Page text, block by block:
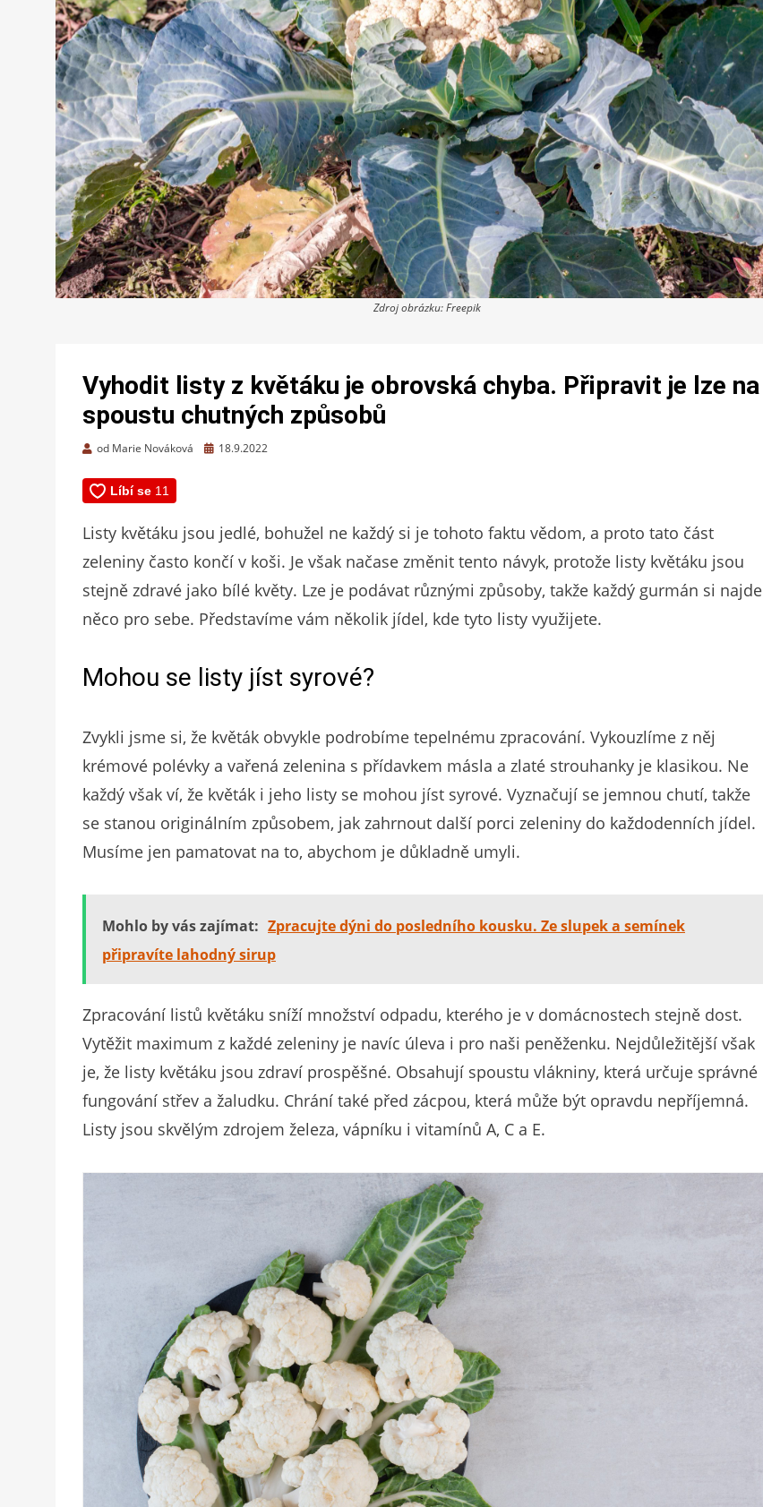
Zdroj obrázku: Freepik
Vyhodit listy z květáku je obrovská chyba. Připravit je lze na
spoustu chutných způsobů
od Marie Nováková
Zveřejněno
18.9.2022
Listy květáku jsou jedlé, bohužel ne každý si je tohoto faktu vědom, a proto tato část
zeleniny často končí v koši. Je však načase změnit tento návyk, protože listy květáku jsou
stejně zdravé jako bílé květy. Lze je podávat různými způsoby, takže každý gurmán si najde
něco pro sebe. Představíme vám několik jídel, kde tyto listy využijete.
Mohou se listy jíst syrové?
Zvykli jsme si, že květák obvykle podrobíme tepelnému zpracování. Vykouzlíme z něj
krémové polévky a vařená zelenina s přídavkem másla a zlaté strouhanky je klasikou. Ne
každý však ví, že květák i jeho listy se mohou jíst syrové. Vyznačují se jemnou chutí, takže
se stanou originálním způsobem, jak zahrnout další porci zeleniny do každodenních jídel.
Musíme jen pamatovat na to, abychom je důkladně umyli.
Mohlo by vás zajímat: Zpracujte dýni do posledního kousku. Ze slupek a semínek
připravíte lahodný sirup
Zpracování listů květáku sníží množství odpadu, kterého je v domácnostech stejně dost.
Vytěžit maximum z každé zeleniny je navíc úleva i pro naši peněženku. Nejdůležitější však
je, že listy květáku jsou zdraví prospěšné. Obsahují spoustu vlákniny, která určuje správné
fungování střev a žaludku. Chrání také před zácpou, která může být opravdu nepříjemná.
Listy jsou skvělým zdrojem železa, vápníku i vitamínů A, C a E.